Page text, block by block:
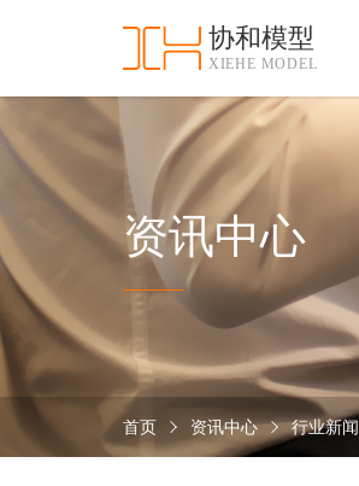
协和模型
XIEHE MODEL
资讯中心
首页 资讯中心 行业新闻
和
首
页
手
型
资
认
加
实
保
密
施